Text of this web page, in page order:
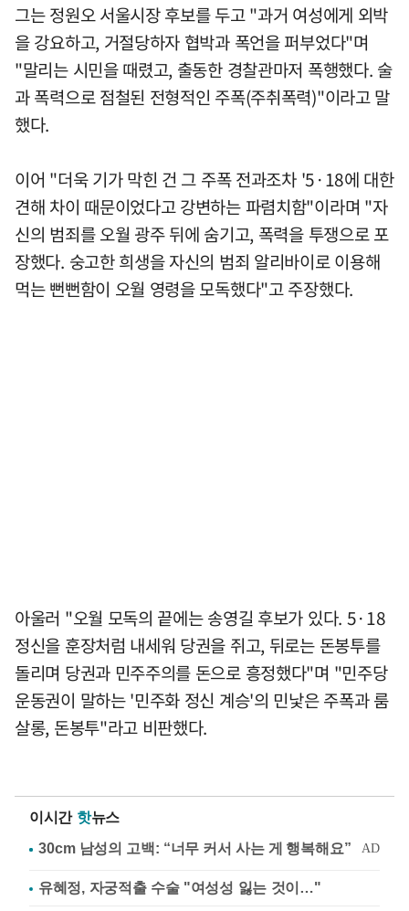
그는 정원오 서울시장 후보를 두고 "과거 여성에게 외박
을 강요하고, 거절당하자 협박과 폭언을 퍼부었다"며
"말리는 시민을 때렸고, 출동한 경찰관마저 폭행했다. 술
과 폭력으로 점철된 전형적인 주폭(주취폭력)"이라고 말
했다.
이어 "더욱 기가 막힌 건 그 주폭 전과조차 '5·18에 대한
견해 차이 때문이었다고 강변하는 파렴치함"이라며 "자
신의 범죄를 오월 광주 뒤에 숨기고, 폭력을 투쟁으로 포
장했다. 숭고한 희생을 자신의 범죄 알리바이로 이용해
먹는 뻔뻔함이 오월 영령을 모독했다"고 주장했다.
아울러 "오월 모독의 끝에는 송영길 후보가 있다. 5·18
정신을 훈장처럼 내세워 당권을 쥐고, 뒤로는 돈봉투를
돌리며 당권과 민주주의를 돈으로 흥정했다"며 "민주당
운동권이 말하는 '민주화 정신 계승'의 민낯은 주폭과 룸
살롱, 돈봉투"라고 비판했다.
이시간 핫뉴스
유혜정, 자궁적출 수술 "여성성 잃는 것이…"